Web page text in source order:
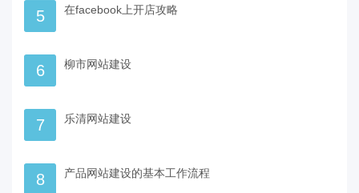
5 在facebook上开店攻略
6 柳市网站建设
7 乐清网站建设
8 产品网站建设的基本工作流程